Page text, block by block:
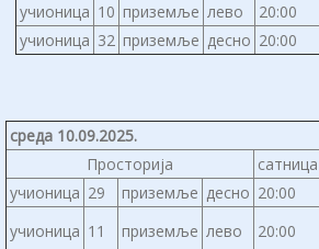
учионица 10 приземље лево 20:00
учионица 32 приземље десно 20:00
среда 10.09.2025.
Просторија
сатница
учионица 29 приземље десно 20:00
учионица 11 приземље лево 20:00